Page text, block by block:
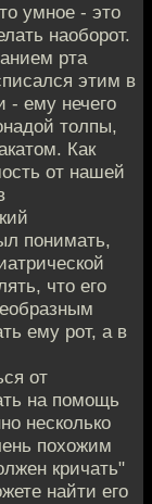
умное - это
наоборот.
рта
этим в
- ему нечего
толпы,
Как
от нашей
понимать,
что его
ему рот, а в
от
на помощь
несколько
похожим
кричать"
найти его